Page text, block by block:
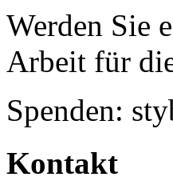
Werden Sie
Arbeit für
Spenden:
Kontakt